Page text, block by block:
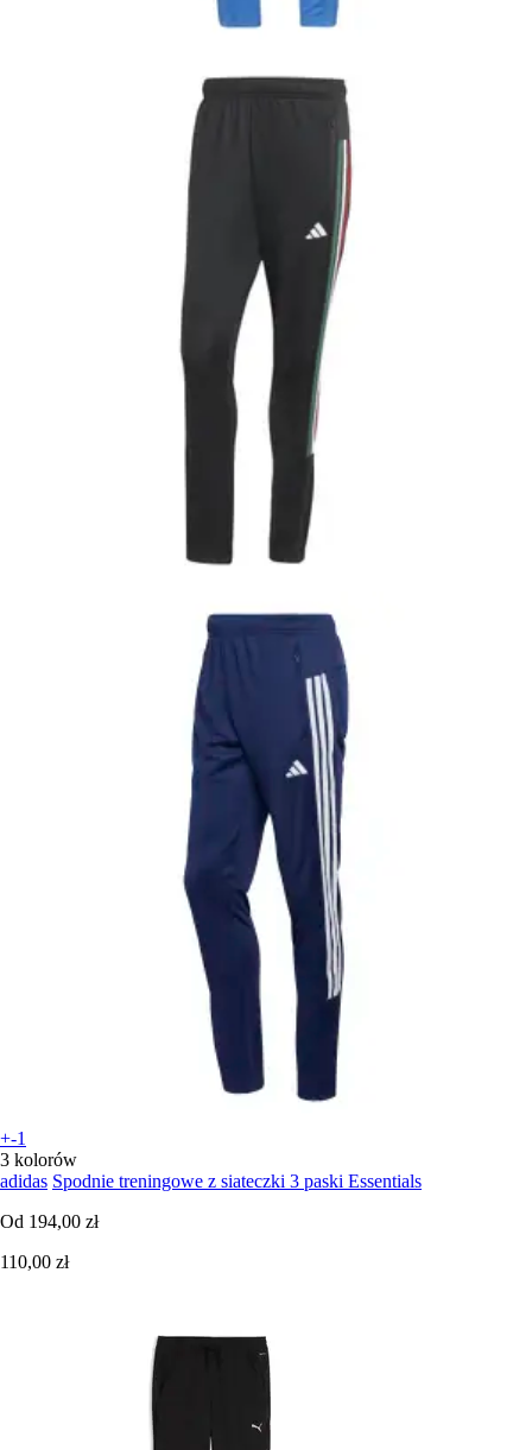
+-1
3 kolorów
adidas Spodnie treningowe z siateczki 3 paski Essentials
Od 194,00 zł
110,00 zł